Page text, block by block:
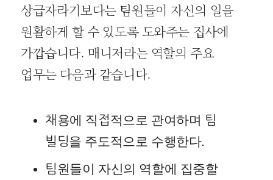
상급자라기보다는 팀원들이 자신의 일을
원활하게 할 수 있도록 도와주는 집사에
가깝습니다. 매니저라는 역할의 주요
업무는 다음과 같습니다.
채용에 직접적으로 관여하며 팀
빌딩을 주도적으로 수행한다.
팀원들이 자신의 역할에 집중할